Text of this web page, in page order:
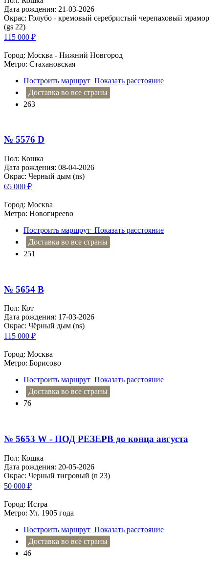
Дата рождения: 21-03-2026
Окрас: Голубо - кремовый серебристый черепаховый мрамор
(gs 22)
115 000 ₽
Город: Москва - Нижний Новгород
Метро: Стахановская
Построить маршрут Показать расстояние
Доставка во все страны
263
№ 5576 D
Пол: Кошка
Дата рождения: 08-04-2026
Окрас: Черный дым (ns)
65 000 ₽
Город: Москва
Метро: Новогиреево
Построить маршрут Показать расстояние
Доставка во все страны
251
№ 5654 B
Пол: Кот
Дата рождения: 17-03-2026
Окрас: Чёрный дым (ns)
115 000 ₽
Город: Москва
Метро: Борисово
Построить маршрут Показать расстояние
Доставка во все страны
76
№ 5653 W - ПОД РЕЗЕРВ до конца августа
Пол: Кошка
Дата рождения: 20-05-2026
Окрас: Черный тигровый (n 23)
50 000 ₽
Город: Истра
Метро: Ул. 1905 года
Построить маршрут Показать расстояние
Доставка во все страны
46